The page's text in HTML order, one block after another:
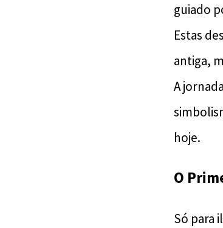
guiado
Estas
antiga,
A
hoje.
O
Só para